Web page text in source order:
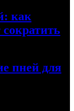
как
пней для